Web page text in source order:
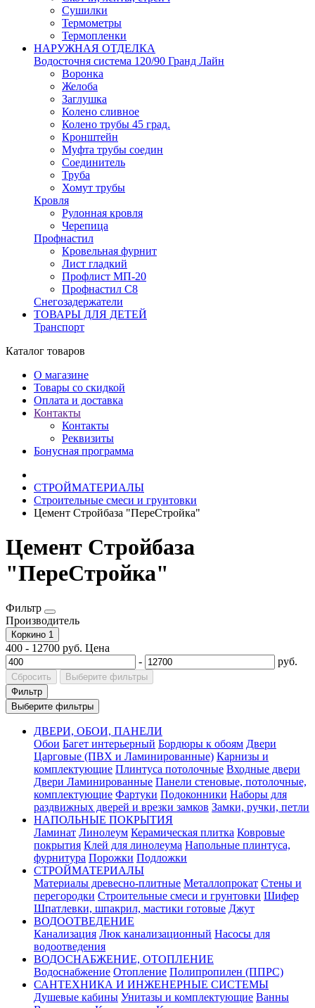
Сушилки
Термометры
Термопленки
НАРУЖНАЯ ОТДЕЛКА
Водосточня система 120/90 Гранд Лайн
Воронка
Желоба
Заглушка
Колено сливное
Колено трубы 45 град.
Кронштейн
Муфта трубы соедин
Соединитель
Труба
Хомут трубы
Кровля
Рулонная кровля
Черепица
Профнастил
Кровельная фурнит
Лист гладкий
Профлист МП-20
Профнастил С8
Снегозадержатели
ТОВАРЫ ДЛЯ ДЕТЕЙ
Транспорт
Каталог товаров
О магазине
Товары со скидкой
Оплата и доставка
Контакты
Контакты
Реквизиты
Бонусная программа
СТРОЙМАТЕРИАЛЫ
Строительные смеси и грунтовки
Цемент Стройбаза "ПереСтройка"
Цемент Стройбаза
"ПереСтройка"
Фильтр
Производитель
Коркино 1
400 - 12700 руб. Цена
-
руб.
Сбросить
Выберите фильтры
Фильтр
Выберите фильтры
ДВЕРИ, ОБОИ, ПАНЕЛИ
Обои Багет интерьерный Бордюры к обоям Двери
Царговые (ПВХ и Ламинированные) Карнизы и
комплектующие Плинтуса потолочные Входные двери
Двери Ламинированные Панели стеновые, потолочные,
комплектующие Фартуки Подоконники Наборы для
раздвижных дверей и врезки замков Замки, ручки, петли
НАПОЛЬНЫЕ ПОКРЫТИЯ
Ламинат Линолеум Керамическая плитка Ковровые
покрытия Клей для линолеума Напольные плинтуса,
фурнитура Порожки Подложки
СТРОЙМАТЕРИАЛЫ
Материалы древесно-плитные Металлопрокат Стены и
перегородки Строительные смеси и грунтовки Шифер
Шпатлевки, шпакрил, мастики готовые Джут
ВОДООТВЕДЕНИЕ
Канализация Люк канализационный Насосы для
водоотведения
ВОДОСНАБЖЕНИЕ, ОТОПЛЕНИЕ
Водоснабжение Отопление Полипропилен (ППРС)
САНТЕХНИКА И ИНЖЕНЕРНЫЕ СИСТЕМЫ
Душевые кабины Унитазы и комплектующие Ванны